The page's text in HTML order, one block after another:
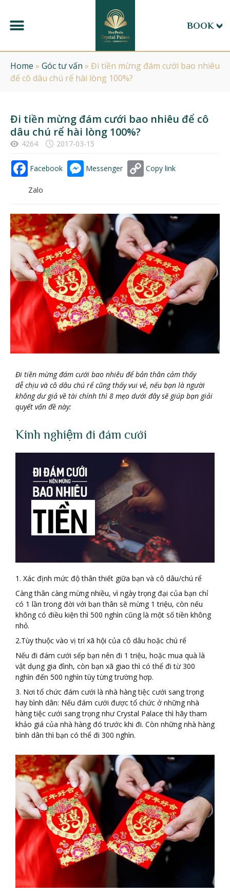
BOOK
Home » Góc tư vấn » Đi tiền mừng đám cưới bao nhiêu
để cô dâu chú rể hài lòng 100%?
Đi tiền mừng đám cưới bao nhiêu để cô
dâu chú rể hài lòng 100%?
4264 2017-03-15
Facebook Messenger Copy link
Zalo
Đi tiền mừng đám cưới bao nhiêu để bản thân cảm thấy
dễ chịu và cô dâu chú rể cũng thấy vui vẻ, nếu bạn là người
không dư giả về tài chính thì 8 mẹo dưới đây sẽ giúp bạn giải
quyết vấn đề này:
Kinh nghiệm đi đám cưới
1. Xác định mức độ thân thiết giữa bạn và cô dâu/chú rể
Càng thân càng mừng nhiều, vì ngày trọng đại của bạn chỉ
có 1 lần trong đời với bạn thân sẽ mừng 1 triệu, còn nếu
không có điều kiện thì 500 nghìn cũng là một số tiền không
nhỏ.
2.Tùy thuộc vào vị trí xã hội của cô dâu hoặc chú rể
Nếu đi đám cưới sếp bạn nên đi 1 triệu, hoặc mua quà là
vật dụng gia đình, còn bạn xã giao thì có thể đi từ 300
nghìn đến 500 nghìn tùy từng trường hợp.
3. Nơi tổ chức đám cưới là nhà hàng tiệc cưới sang trọng
hay bình dân: Nếu đám cưới được tổ chức ở những nhà
hàng tiệc cưới sang trọng như Crystal Palace thì hãy tham
khảo giá của nhà hàng đó trước khi đi. Còn những nhà hàng
bình dân thì bạn có thể đi 300 nghìn.